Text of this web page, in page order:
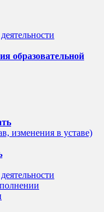
образовательной
изменения в уставе)